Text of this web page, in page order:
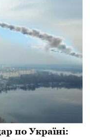
по Україні: